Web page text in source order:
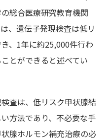
総合医療研究教育機関
、遺伝子発現検査は低リ
、1年に約25,000件行わ
とができると述べてい
査は、低リスク甲状腺結
方法であり、不必要な手
腺ホルモン補充治療の必